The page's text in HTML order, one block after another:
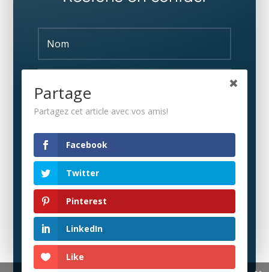
Partage
Partagez cet article avec vos amis!
Facebook
Twitter
Pinterest
LinkedIn
Like